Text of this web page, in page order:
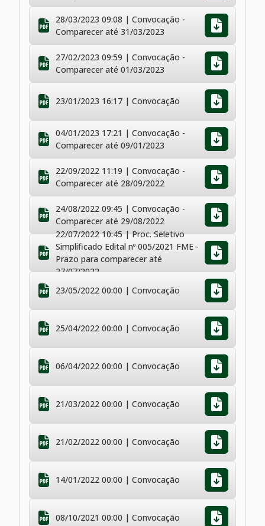
28/03/2023 09:08 | Convocação -
Comparecer até 31/03/2023
27/02/2023 09:59 | Convocação -
Comparecer até 01/03/2023
23/01/2023 16:17 | Convocação
04/01/2023 17:21 | Convocação -
Comparecer até 09/01/2023
22/09/2022 11:19 | Convocação -
Comparecer até 28/09/2022
24/08/2022 09:45 | Convocação -
Comparecer até 29/08/2022
22/07/2022 10:45 | Proc. Seletivo
Simplificado Edital nº 005/2021 FME -
Prazo para comparecer até
27/07/2022
23/05/2022 00:00 | Convocação
25/04/2022 00:00 | Convocação
06/04/2022 00:00 | Convocação
21/03/2022 00:00 | Convocação
21/02/2022 00:00 | Convocação
14/01/2022 00:00 | Convocação
08/10/2021 00:00 | Convocação